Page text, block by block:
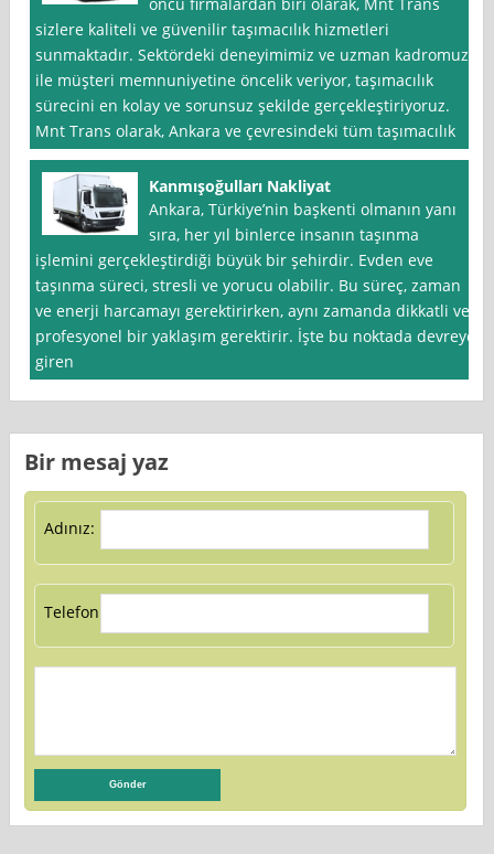
sizlere kaliteli ve güvenilir taşımacılık hizmetleri
sunmaktadır. Sektördeki deneyimimiz ve uzman kadromuz
ile müşteri memnuniyetine öncelik veriyor, taşımacılık
sürecini en kolay ve sorunsuz şekilde gerçekleştiriyoruz.
Mnt Trans olarak, Ankara ve çevresindeki tüm taşımacılık
Kanmışoğulları Nakliyat
Ankara, Türkiye’nin başkenti olmanın yanı
sıra, her yıl binlerce insanın taşınma
işlemini gerçekleştirdiği büyük bir şehirdir. Evden eve
taşınma süreci, stresli ve yorucu olabilir. Bu süreç, zaman
ve enerji harcamayı gerektirirken, aynı zamanda dikkatli ve
profesyonel bir yaklaşım gerektirir. İşte bu noktada devreye
giren
Bir mesaj yaz
Adınız:
Telefon: